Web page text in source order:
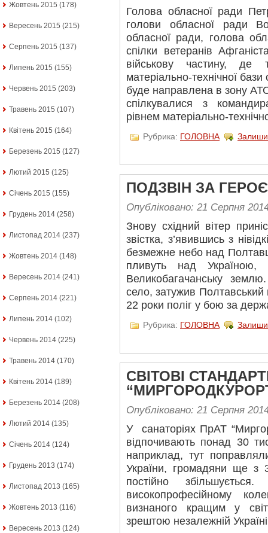
Жовтень 2015 (178)
Вересень 2015 (215)
Серпень 2015 (137)
Липень 2015 (155)
Червень 2015 (203)
Травень 2015 (107)
Квітень 2015 (164)
Березень 2015 (127)
Лютий 2015 (125)
Січень 2015 (155)
Грудень 2014 (258)
Листопад 2014 (237)
Жовтень 2014 (148)
Вересень 2014 (241)
Серпень 2014 (221)
Липень 2014 (102)
Червень 2014 (225)
Травень 2014 (170)
Квітень 2014 (189)
Березень 2014 (208)
Лютий 2014 (135)
Січень 2014 (124)
Грудень 2013 (174)
Листопад 2013 (165)
Жовтень 2013 (116)
Вересень 2013 (124)
Голова обласної ради
голови обласної ради
обласної ради, голова
спілки ветеранів
військову частину, де
матеріально-технічної
буде направлена в зону
спілкувалися з
рівнем матеріально-
Рубрика: ГОЛОВНА
ПОДЗВІН ЗА
Опубліковано: 21 Серпня
Знову східний вітер
звістка, з’явившись з
безмежне небо над
пливуть над Україною,
Великобагачанську
село, затужив
22 роки поліг у бою за
Рубрика: ГОЛОВНА
СВІТОВІ
Опубліковано: 21 Серпня
У санаторіях ПрАТ
відпочивають понад 30
наприклад, тут
України, громадяни ще з
постійно
високопрофесійному
визнаного кращим у
зрештою незалежній